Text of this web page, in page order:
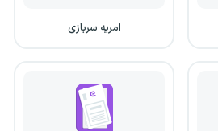
امریه سربازی